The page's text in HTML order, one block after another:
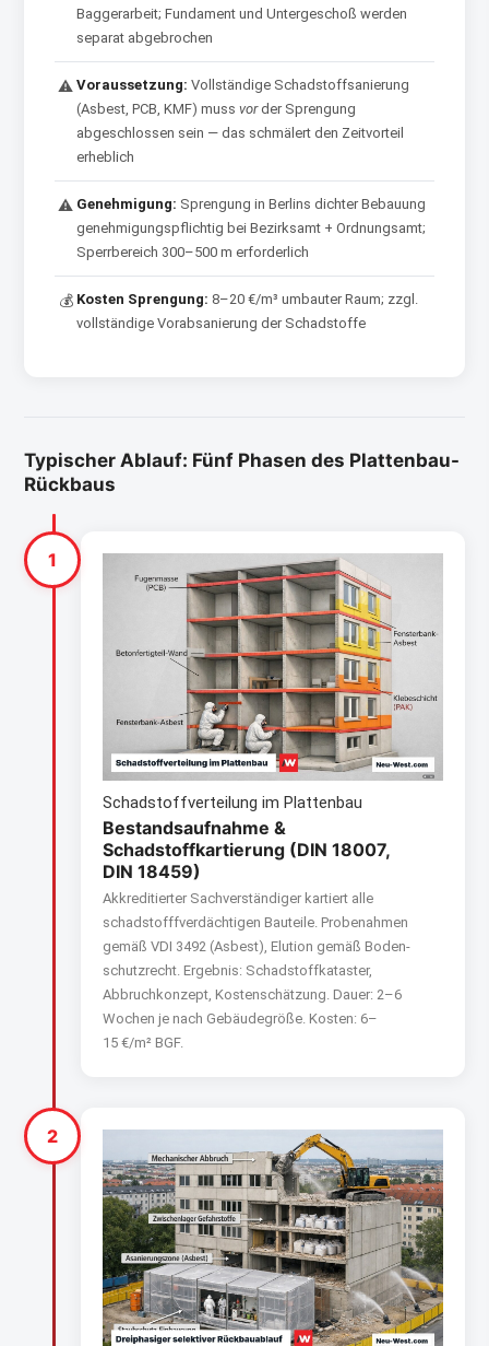
Baggerarbeit; Fundament und Untergeschoß werden
separat abgebrochen
⚠ Voraussetzung: Vollständige Schadstoffsanierung
(Asbest, PCB, KMF) muss vorder Sprengung
abgeschlossen sein — das schmälert den Zeitvorteil
erheblich
⚠ Genehmigung: Sprengung in Berlins dichter Bebauung
genehmigungspflichtig bei Bezirksamt + Ordnungsamt;
Sperrbereich 300–500 m erforderlich
💰 Kosten Sprengung: 8–20 €/m³ umbauter Raum; zzgl.
vollständige Vorabsanierung der Schadstoffe
Typischer Ablauf: Fünf Phasen des Plattenbau-
Rückbaus
1
Schadstoffverteilung im Plattenbau
Bestandsaufnahme &
Schadstoffkartierung (DIN 18007,
DIN 18459)
Akkreditierter Sachverständiger kartiert alle
schadstofffverdächtigen Bauteile. Probenahmen
gemäß VDI 3492 (Asbest), Elution gemäß Boden­
schutzrecht. Ergebnis: Schadstoffkataster,
Abbruchkonzept, Kosten­schätzung. Dauer: 2–6
Wochen je nach Gebäudegröße. Kosten: 6–
15 €/m² BGF.
2